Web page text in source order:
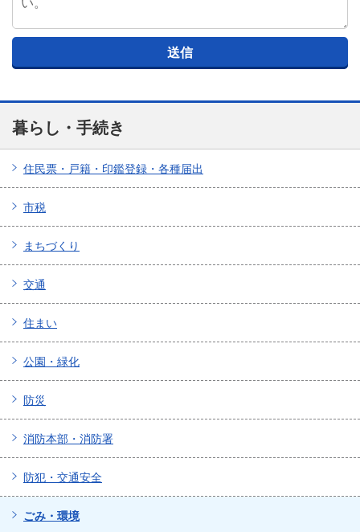
暮らし・手続き
住民票・戸籍・印鑑登録・各種届出
市税
まちづくり
交通
住まい
公園・緑化
防災
消防本部・消防署
防犯・交通安全
ごみ・環境